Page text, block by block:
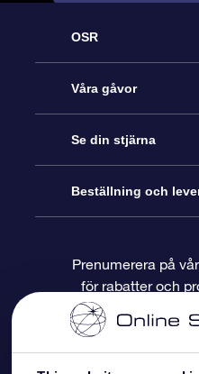
OSR
Kundtjänst
Kontakta oss
Blogg
Recensioner
Våra gåvor
Online-Stjärngåva
OSR Gåvopaket
OSR Presentkort
Företagspresenter
Se din stjärna
Stjärnregiste
Personlig Stjärnsida
One Million Stars
Beställning och
Betalningsinformation
Leveransinformation
Prenumerera på
för rabatter och